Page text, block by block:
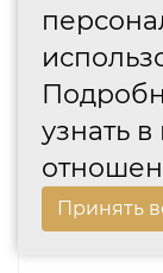
узнать
Принять